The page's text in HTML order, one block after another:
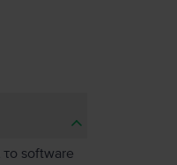
το software